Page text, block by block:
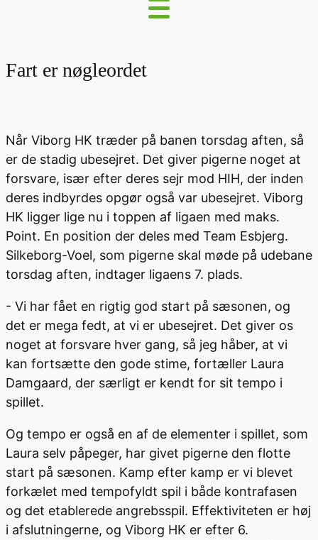
Fart er nøgleordet
Når Viborg HK træder på banen torsdag aften, så
er de stadig ubesejret. Det giver pigerne noget at
forsvare, især efter deres sejr mod HIH, der inden
deres indbyrdes opgør også var ubesejret. Viborg
HK ligger lige nu i toppen af ligaen med maks.
Point. En position der deles med Team Esbjerg.
Silkeborg-Voel, som pigerne skal møde på udebane
torsdag aften, indtager ligaens 7. plads.
- Vi har fået en rigtig god start på sæsonen, og
det er mega fedt, at vi er ubesejret. Det giver os
noget at forsvare hver gang, så jeg håber, at vi
kan fortsætte den gode stime, fortæller Laura
Damgaard, der særligt er kendt for sit tempo i
spillet.
Og tempo er også en af de elementer i spillet, som
Laura selv påpeger, har givet pigerne den flotte
start på sæsonen. Kamp efter kamp er vi blevet
forkælet med tempofyldt spil i både kontrafasen
og det etablerede angrebsspil. Effektiviteten er høj
i afslutningerne, og Viborg HK er efter 6.